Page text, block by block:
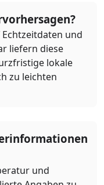
und
liefern diese
lokale
zu leichten
und